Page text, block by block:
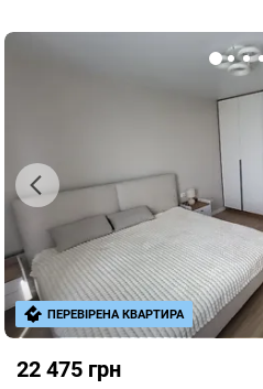
22 475 грн
ПЕРЕВІРЕНА КВАРТИРА